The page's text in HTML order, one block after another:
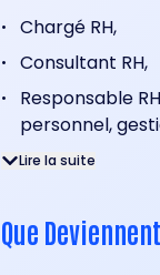
• Chargé RH,
• Consultant RH,
•
Responsable
personnel,
Lire la suite
Que